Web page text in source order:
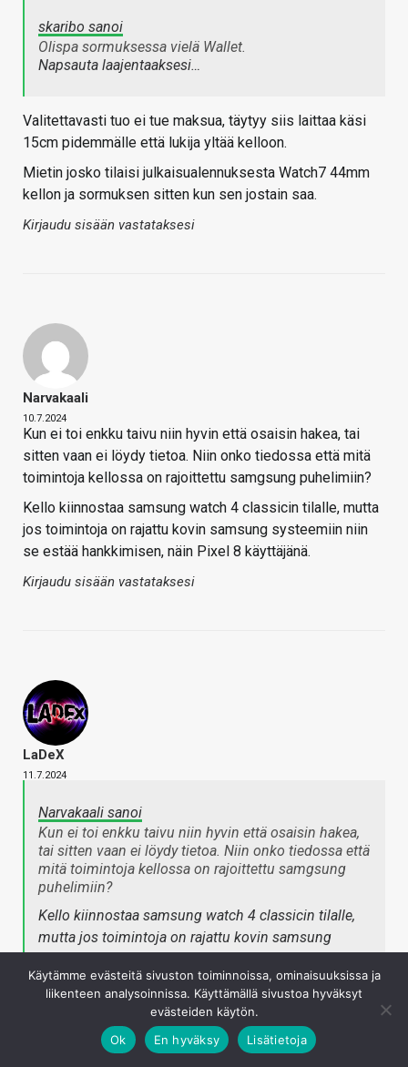
skaribo sanoi
Olispa sormuksessa vielä Wallet.
Napsauta laajentaaksesi…
Valitettavasti tuo ei tue maksua, täytyy siis laittaa käsi
15cm pidemmälle että lukija yltää kelloon.
Mietin josko tilaisi julkaisualennuksesta Watch7 44mm
kellon ja sormuksen sitten kun sen jostain saa.
Kirjaudu sisään vastataksesi
Narvakaali
10.7.2024
Kun ei toi enkku taivu niin hyvin että osaisin hakea, tai
sitten vaan ei löydy tietoa. Niin onko tiedossa että mitä
toimintoja kellossa on rajoittettu samgsung puhelimiin?
Kello kiinnostaa samsung watch 4 classicin tilalle, mutta
jos toimintoja on rajattu kovin samsung systeemiin niin
se estää hankkimisen, näin Pixel 8 käyttäjänä.
Kirjaudu sisään vastataksesi
LaDeX
11.7.2024
Narvakaali sanoi
Kun ei toi enkku taivu niin hyvin että osaisin hakea,
tai sitten vaan ei löydy tietoa. Niin onko tiedossa että
mitä toimintoja kellossa on rajoittettu samgsung
puhelimiin?
Kello kiinnostaa samsung watch 4 classicin tilalle,
mutta jos toimintoja on rajattu kovin samsung
käyttäjänä.
Napsauta laajentaaksesi…
Enemmänkin voisi kysyä mitä sellaista järkevää ja
Käytämme evästeitä sivuston toiminnoissa, ominaisuuksissa ja
liikenteen analysoinnissa. Käyttämällä sivustoa hyväksyt
evästeiden käytön.
Ok
En hyväksy Lisätietoja